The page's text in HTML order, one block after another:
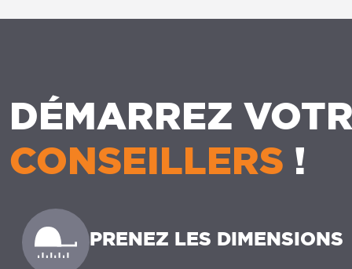
DÉMARREZ
CONSEILLERS !
PRENEZ LES DIMENSIONS